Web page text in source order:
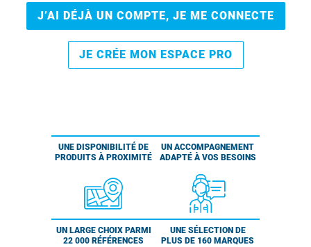
J’AI DÉJÀ UN COMPTE, JE ME CONNECTE
JE CRÉE MON ESPACE PRO
UNE DISPONIBILITÉ DE
PRODUITS À PROXIMITÉ
UN ACCOMPAGNEMENT
ADAPTÉ À VOS BESOINS
UN LARGE CHOIX PARMI
22 000 RÉFÉRENCES
UNE SÉLECTION DE
PLUS DE 160 MARQUES